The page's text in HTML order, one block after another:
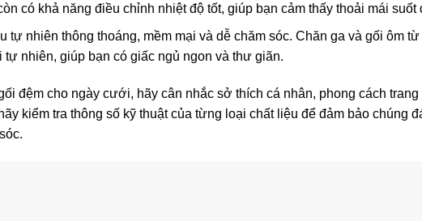
có khả năng điều chỉnh nhiệt độ tốt, giúp bạn cảm thấy thoải mái suốt
tự nhiên thông thoáng, mềm mại và dễ chăm sóc. Chăn ga và gối ôm
tự nhiên, giúp bạn có giấc ngủ ngon và thư giãn.
đệm cho ngày cưới, hãy cân nhắc sở thích cá nhân, phong cách trang
kiểm tra thông số kỹ thuật của từng loại chất liệu để đảm bảo chúng